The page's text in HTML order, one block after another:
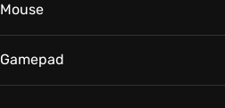
Mouse
Gamepad